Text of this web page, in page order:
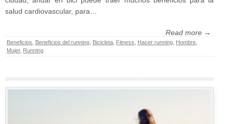
salud cardiovascular, para…
Read more →
Beneficios Beneficios del running Bicicleta Fitness Hacer running Hombre
Mujer, Running